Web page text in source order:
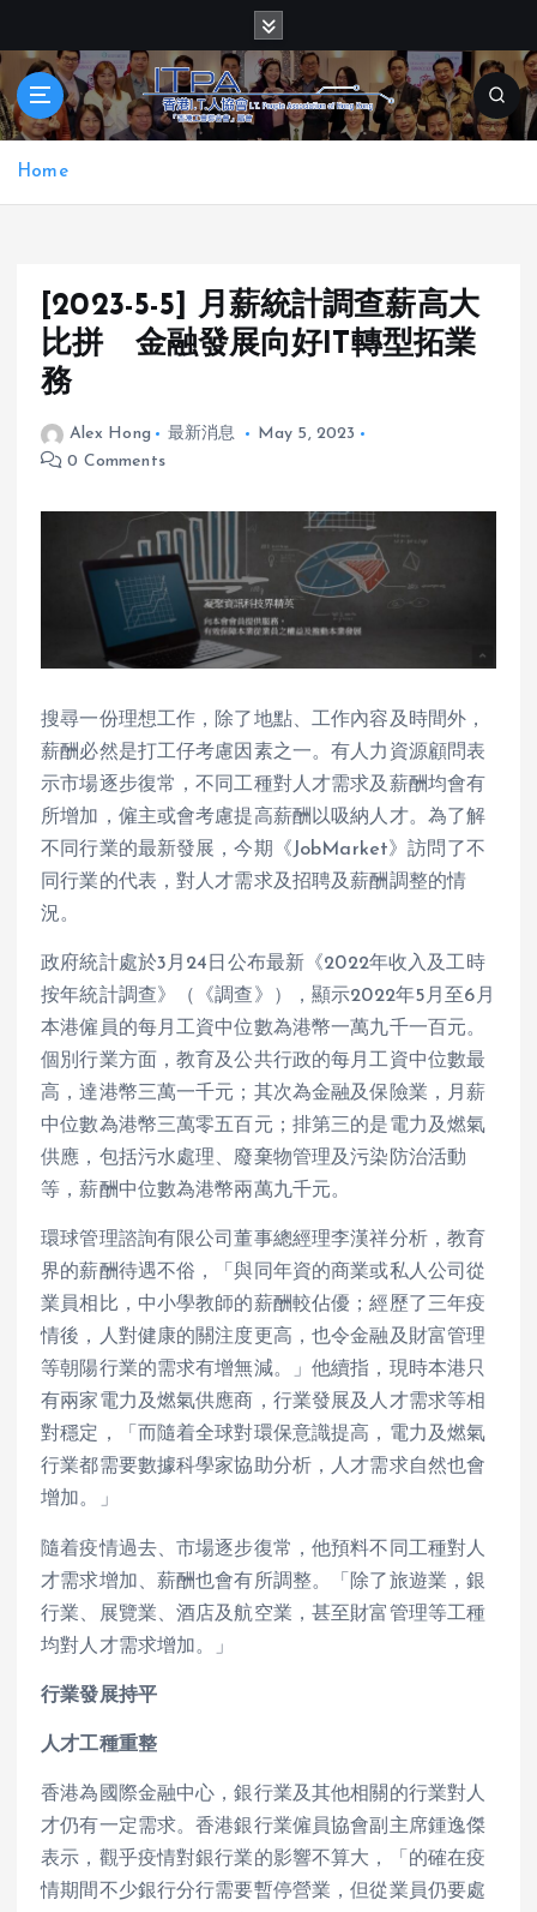
i
p
t
o
Home
[2023-5-5] 月薪統計調查薪高大
比拼 金融發展向好IT轉型拓業
務
Alex Hong 最新消息
May 5, 2023
0 Comments
搜尋一份理想工作，除了地點、工作內容及時間外，
薪酬必然是打工仔考慮因素之一。有人力資源顧問表
示市場逐步復常，不同工種對人才需求及薪酬均會有
所增加，僱主或會考慮提高薪酬以吸納人才。為了解
不同行業的最新發展，今期《JobMarket》訪問了不
同行業的代表，對人才需求及招聘及薪酬調整的情
況。
政府統計處於3月24日公布最新《2022年收入及工時
按年統計調查》（《調查》），顯示2022年5月至6月
本港僱員的每月工資中位數為港幣一萬九千一百元。
個別行業方面，教育及公共行政的每月工資中位數最
高，達港幣三萬一千元；其次為金融及保險業，月薪
中位數為港幣三萬零五百元；排第三的是電力及燃氣
供應，包括污水處理、廢棄物管理及污染防治活動
等，薪酬中位數為港幣兩萬九千元。
環球管理諮詢有限公司董事總經理李漢祥分析，教育
界的薪酬待遇不俗，「與同年資的商業或私人公司從
業員相比，中小學教師的薪酬較佔優；經歷了三年疫
情後，人對健康的關注度更高，也令金融及財富管理
等朝陽行業的需求有增無減。」他續指，現時本港只
有兩家電力及燃氣供應商，行業發展及人才需求等相
對穩定，「而隨着全球對環保意識提高，電力及燃氣
行業都需要數據科學家協助分析，人才需求自然也會
增加。」
隨着疫情過去、市場逐步復常，他預料不同工種對人
才需求增加、薪酬也會有所調整。「除了旅遊業，銀
行業、展覽業、酒店及航空業，甚至財富管理等工種
均對人才需求增加。」
行業發展持平
人才工種重整
香港為國際金融中心，銀行業及其他相關的行業對人
才仍有一定需求。香港銀行業僱員協會副主席鍾逸傑
表示，觀乎疫情對銀行業的影響不算大，「的確在疫
情期間不少銀行分行需要暫停營業，但從業員仍要處